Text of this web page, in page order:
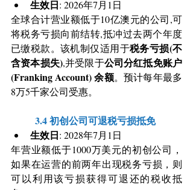
生效日: 2026年7月1日
全球合计营业额低于10亿澳元的公司,可
将税务亏损向前结转,抵冲过去两个年度
已缴税款。该机制仅适用于税务亏损(不
含资本损失),并受限于公司分红抵免账户
(Franking Account) 余额。预计每年最多
8万5千家公司受惠。
	3.4 初创公司可退税亏损抵免
生效日: 2028年7月1日
年营业额低于1000万美元的初创公司，
如果在运营的前两年出现税务亏损，则
可以利用该亏损获得可退还的税收抵